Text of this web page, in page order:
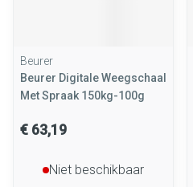
Beurer
Beurer Digitale Weegschaal
Met Spraak 150kg-100g
€ 63,19
Niet beschikbaar